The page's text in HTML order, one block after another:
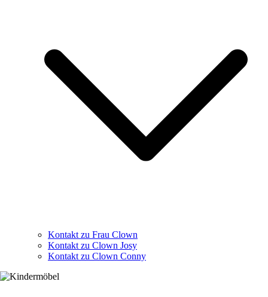
Kontakt zu Frau Clown
Kontakt zu Clown Josy
Kontakt zu Clown Conny